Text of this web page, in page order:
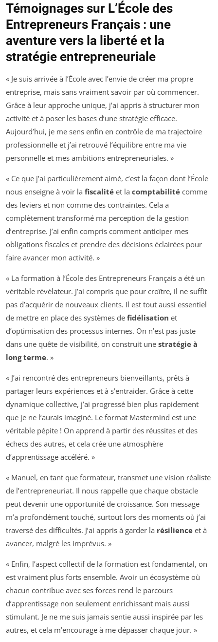
Témoignages sur L’École des
Entrepreneurs Français : une
aventure vers la liberté et la
stratégie entrepreneuriale
« Je suis arrivée à l’École avec l’envie de créer ma propre
entreprise, mais sans vraiment savoir par où commencer.
Grâce à leur approche unique, j’ai appris à structurer mon
activité et à poser les bases d’une stratégie efficace.
Aujourd’hui, je me sens enfin en contrôle de ma trajectoire
professionnelle et j’ai retrouvé l’équilibre entre ma vie
personnelle et mes ambitions entrepreneuriales. »
« Ce que j’ai particulièrement aimé, c’est la façon dont l’École
nous enseigne à voir la fiscalité et la comptabilité comme
des leviers et non comme des contraintes. Cela a
complètement transformé ma perception de la gestion
d’entreprise. J’ai enfin compris comment anticiper mes
obligations fiscales et prendre des décisions éclairées pour
faire avancer mon activité. »
« La formation à l’École des Entrepreneurs Français a été un
véritable révélateur. J’ai compris que pour croître, il ne suffit
pas d’acquérir de nouveaux clients. Il est tout aussi essentiel
de mettre en place des systèmes de fidélisation et
d’optimisation des processus internes. On n’est pas juste
dans une quête de visibilité, on construit une stratégie à
long terme. »
« J’ai rencontré des entrepreneurs bienveillants, prêts à
partager leurs expériences et à s’entraider. Grâce à cette
dynamique collective, j’ai progressé bien plus rapidement
que je ne l’aurais imaginé. Le format Mastermind est une
véritable pépite ! On apprend à partir des réussites et des
échecs des autres, et cela crée une atmosphère
d’apprentissage accéléré. »
« Manuel, en tant que formateur, transmet une vision réaliste
de l’entrepreneuriat. Il nous rappelle que chaque obstacle
peut devenir une opportunité de croissance. Son message
m’a profondément touché, surtout lors des moments où j’ai
traversé des difficultés. J’ai appris à garder la résilience et à
avancer, malgré les imprévus. »
« Enfin, l’aspect collectif de la formation est fondamental, on
est vraiment plus forts ensemble. Avoir un écosystème où
chacun contribue avec ses forces rend le parcours
d’apprentissage non seulement enrichissant mais aussi
stimulant. Je ne me suis jamais sentie aussi inspirée par les
autres, et cela m’encourage à me dépasser chaque jour. »